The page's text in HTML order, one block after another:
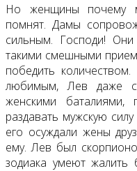
Но женщины почему
помнят. Дамы
сильным. Господи!
такими смешными
победить
любимым, Лев даже с
женскими
раздавать мужскую
его осуждали жены
ему. Лев был
зодиака умеют